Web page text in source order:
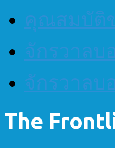
คุณสมบัติ
จักรวาลบ
จักรวาลบ
The